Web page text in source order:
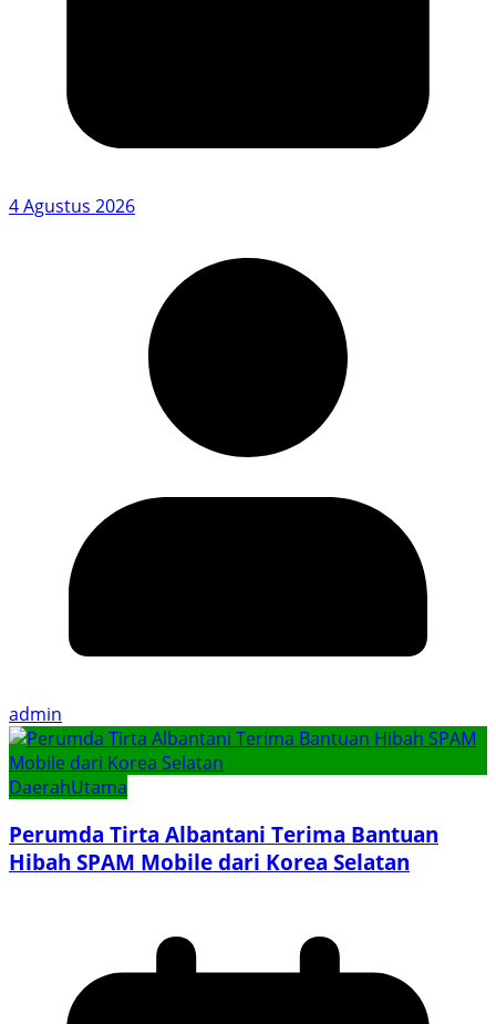
4 Agustus 2026
admin
DaerahUtama
Perumda Tirta Albantani Terima Bantuan
Hibah SPAM Mobile dari Korea Selatan